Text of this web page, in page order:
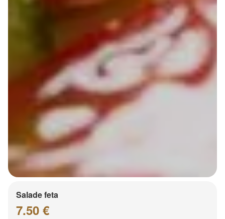
Salade feta
7.50 €